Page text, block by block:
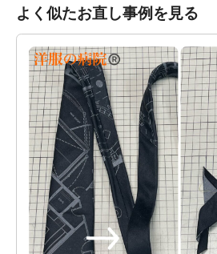
よく似たお直し事例を見る